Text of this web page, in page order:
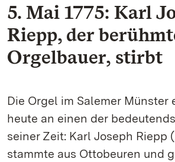
5. Mai 1775: Karl
Riepp, der
Orgelbauer, stirbt
Die Orgel im Salemer Münster
heute an einen der
seiner Zeit: Karl Joseph Riepp
stammte aus Ottobeuren und